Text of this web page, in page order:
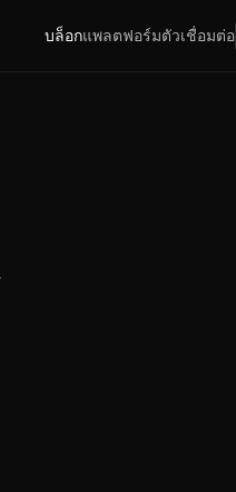
บล็อกแพลตฟอร์มตัวเชื่อมต่อ